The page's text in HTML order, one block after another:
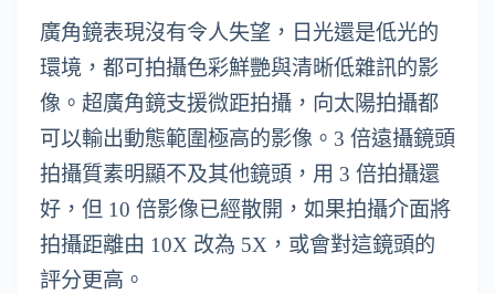
廣角鏡表現沒有令人失望，日光還是低光的
環境，都可拍攝色彩鮮艷與清晰低雜訊的影
像。超廣角鏡支援微距拍攝，向太陽拍攝都
可以輸出動態範圍極高的影像。3 倍遠攝鏡頭
拍攝質素明顯不及其他鏡頭，用 3 倍拍攝還
好，但 10 倍影像已經散開，如果拍攝介面將
拍攝距離由 10X 改為 5X，或會對這鏡頭的
評分更高。